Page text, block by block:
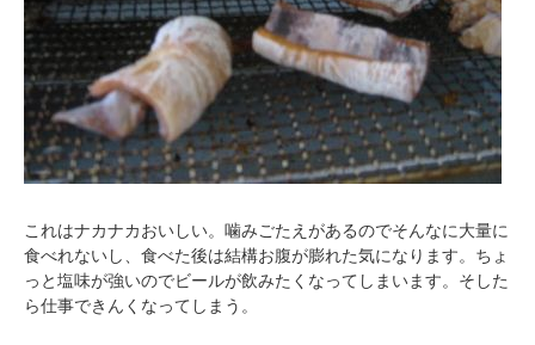
これはナカナカおいしい。噛みごたえがあるのでそんなに大量に
食べれないし、食べた後は結構お腹が膨れた気になります。ちょ
っと塩味が強いのでビールが飲みたくなってしまいます。そした
ら仕事できんくなってしまう。